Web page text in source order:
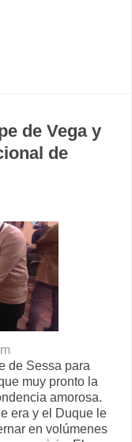
de Vega y
de
de Sessa para
muy pronto la
amorosa.
era y el Duque le
en volúmenes